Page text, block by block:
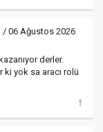
/ 06 Ağustos 2026
derler.
ki yok sa aracı rolü